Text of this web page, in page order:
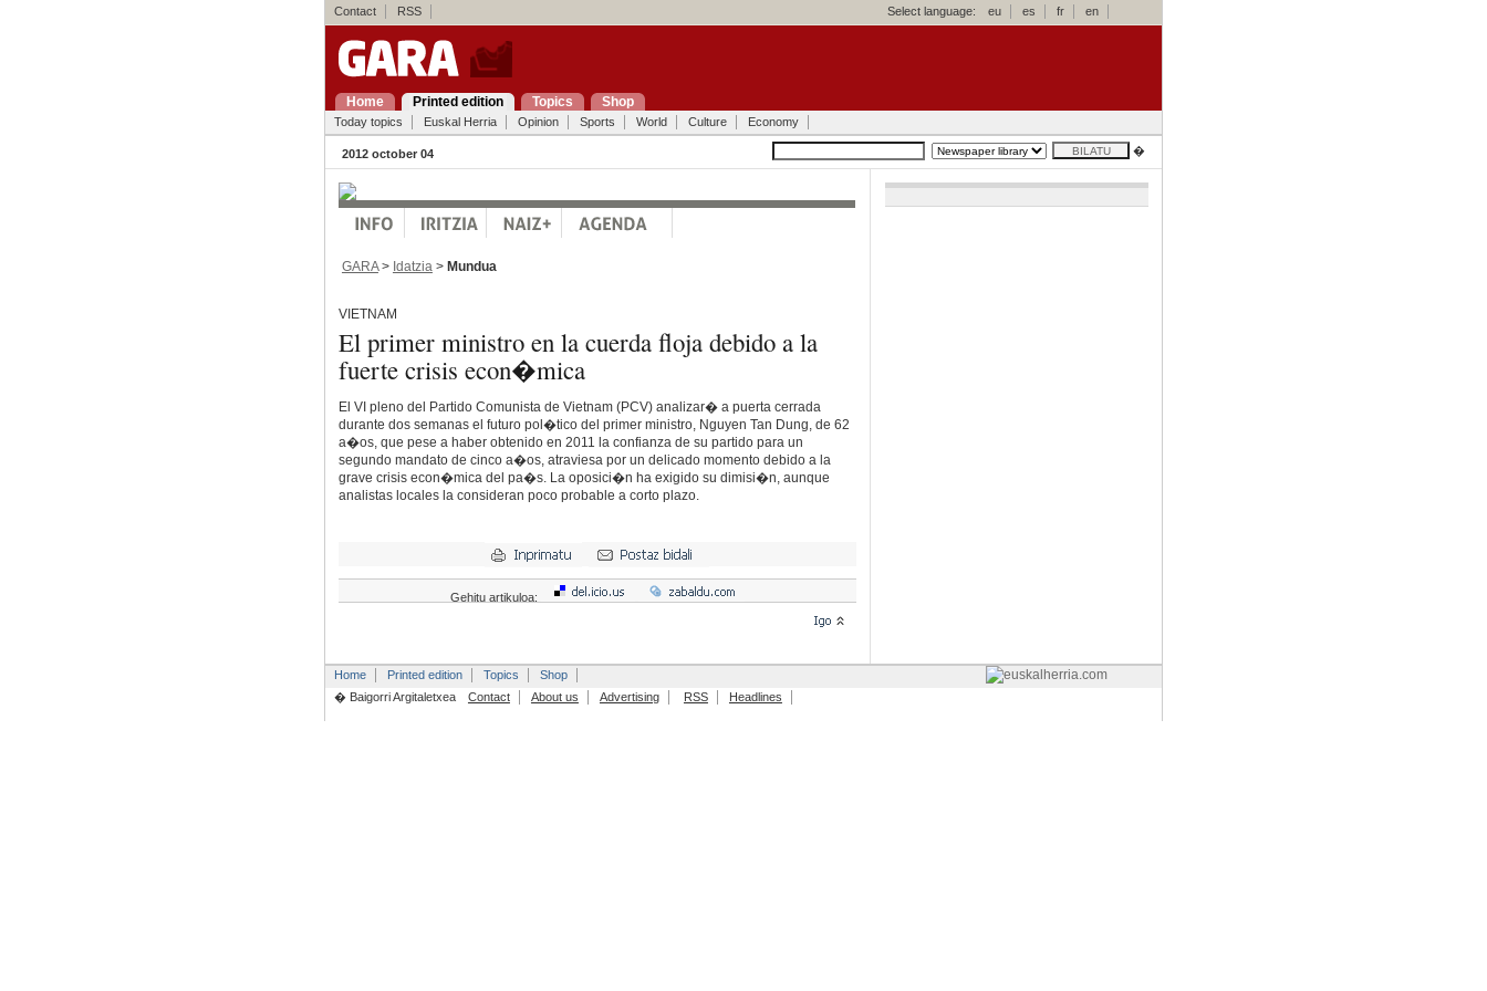
Contact RSS Select language: eu es fr en
Home Printed edition Topics Shop
Today topics Euskal Herria Opinion Sports World Culture Economy
2012 october 04 �
GARA> Idatzia > Mundua
VIETNAM
El primer ministro en la cuerda floja debido a la
fuerte crisis econ�mica
El VI pleno del Partido Comunista de Vietnam (PCV) analizar� a puerta cerrada
durante dos semanas el futuro pol�tico del primer ministro, Nguyen Tan Dung, de 62
a�os, que pese a haber obtenido en 2011 la confianza de su partido para un
segundo mandato de cinco a�os, atraviesa por un delicado momento debido a la
grave crisis econ�mica del pa�s. La oposici�n ha exigido su dimisi�n, aunque
analistas locales la consideran poco probable a corto plazo.
Gehitu artikuloa:
Home Printed edition Topics
Shop
� Baigorri Argitaletxea
Contact About us Advertising RSS Headlines